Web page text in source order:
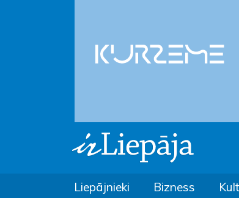
Liepājnieki Bizness